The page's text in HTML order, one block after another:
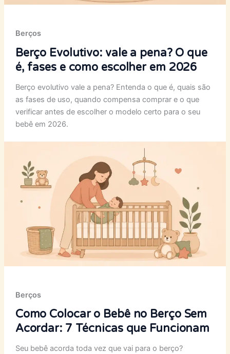
Berços
Berço Evolutivo: vale a pena? O que
é, fases e como escolher em 2026
Berço evolutivo vale a pena? Entenda o que é, quais são
as fases de uso, quando compensa comprar e o que
verificar antes de escolher o modelo certo para o seu
bebê em 2026.
Berços
Como Colocar o Bebê no Berço Sem
Acordar: 7 Técnicas que Funcionam
Seu bebê acorda toda vez que vai para o berço?